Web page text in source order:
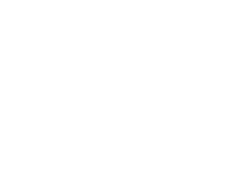
Berbangsa